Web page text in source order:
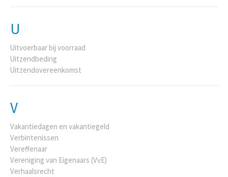
U
Uitvoerbaar bij voorraad
Uitzendbeding
Uitzendovereenkomst
V
Vakantiedagen en vakantiegeld
Verbintenissen
Vereffenaar
Vereniging van Eigenaars (VvE)
Verhaalsrecht